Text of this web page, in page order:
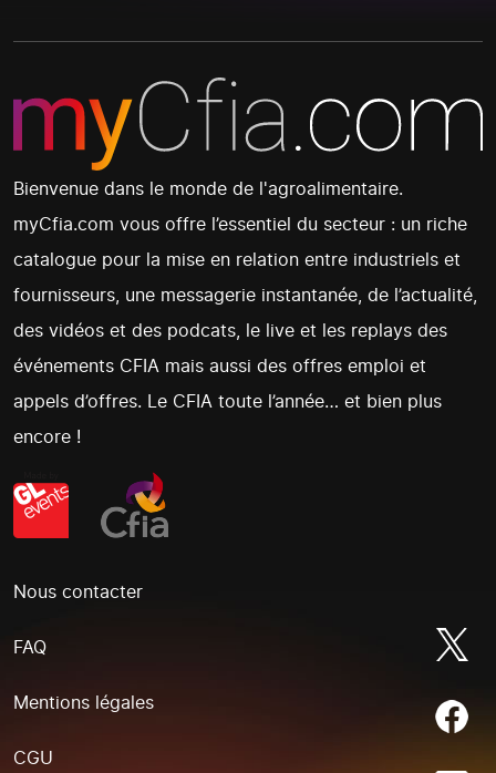
Bienvenue dans le monde de l'agroalimentaire.
myCfia.com vous offre l’essentiel du secteur : un riche
catalogue pour la mise en relation entre industriels et
fournisseurs, une messagerie instantanée, de l’actualité,
des vidéos et des podcats, le live et les replays des
événements CFIA mais aussi des offres emploi et
appels d’offres. Le CFIA toute l’année… et bien plus
encore !
Nous contacter
FAQ
Mentions légales
CGU